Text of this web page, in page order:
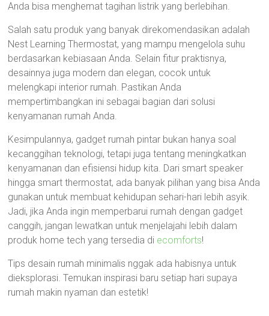
Anda bisa menghemat tagihan listrik yang berlebihan.
Salah satu produk yang banyak direkomendasikan adalah
Nest Learning Thermostat, yang mampu mengelola suhu
berdasarkan kebiasaan Anda. Selain fitur praktisnya,
desainnya juga modern dan elegan, cocok untuk
melengkapi interior rumah. Pastikan Anda
mempertimbangkan ini sebagai bagian dari solusi
kenyamanan rumah Anda.
Kesimpulannya, gadget rumah pintar bukan hanya soal
kecanggihan teknologi, tetapi juga tentang meningkatkan
kenyamanan dan efisiensi hidup kita. Dari smart speaker
hingga smart thermostat, ada banyak pilihan yang bisa Anda
gunakan untuk membuat kehidupan sehari-hari lebih asyik.
Jadi, jika Anda ingin memperbarui rumah dengan gadget
canggih, jangan lewatkan untuk menjelajahi lebih dalam
produk home tech yang tersedia di ecomforts!
Tips desain rumah minimalis nggak ada habisnya untuk
dieksplorasi. Temukan inspirasi baru setiap hari supaya
rumah makin nyaman dan estetik!